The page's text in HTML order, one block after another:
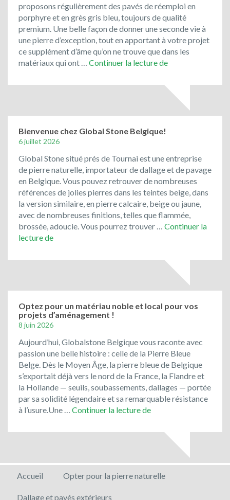
proposons régulièrement des pavés de réemploi en
porphyre et en grès gris bleu, toujours de qualité
premium. Une belle façon de donner une seconde vie à
une pierre d’exception, tout en apportant à votre projet
ce supplément d’âme qu’on ne trouve que dans les
matériaux qui ont … Continuer la lecture deLe
les
pavés
de
ont
toujours
la
cote
!
Bienvenue chez Global Stone Belgique!
6 juillet 2026
Global Stone situé prés de Tournai est une entreprise
de pierre naturelle, importateur de dallage et de pavage
en Belgique. Vous pouvez retrouver de nombreuses
références de jolies pierres dans les teintes beige, dans
la version similaire, en pierre calcaire, beige ou jaune,
avec de nombreuses finitions, telles que flammée,
brossée, adoucie. Vous pourrez trouver … Continuer la
lecture deBienvenue
Global
Optez pour un matériau noble et local pour vos
projets d’aménagement !
8 juin 2026
Aujourd’hui, Globalstone Belgique vous raconte avec
passion une belle histoire : celle de la Pierre Bleue
Belge. Dès le Moyen Âge, la pierre bleue de Belgique
s’exportait déjà vers le nord de la France, la Flandre et
la Hollande — seuils, soubassements, dallages — portée
par sa solidité légendaire et sa remarquable résistance
à l’usure.Une … Continuer la lecture deOptez
un
matériau
et
local
Accueil Opter pour la pierre naturelle
Dallage et pavés extérieurs